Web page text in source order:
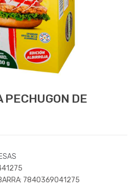
PECHUGON DE
7840369041275